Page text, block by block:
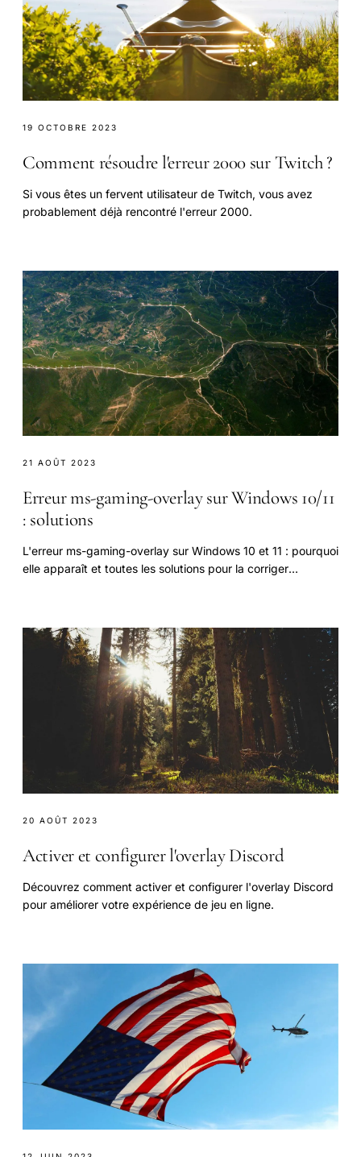
19 OCTOBRE 2023
Comment résoudre l'erreur 2000 sur Twitch ?
Si vous êtes un fervent utilisateur de Twitch, vous avez
probablement déjà rencontré l'erreur 2000.
21 AOÛT 2023
Erreur ms-gaming-overlay sur Windows 10/11
: solutions
L'erreur ms-gaming-overlay sur Windows 10 et 11 : pourquoi
elle apparaît et toutes les solutions pour la corriger
20 AOÛT 2023
Activer et configurer l'overlay Discord
Découvrez comment activer et configurer l'overlay Discord
pour améliorer votre expérience de jeu en ligne.